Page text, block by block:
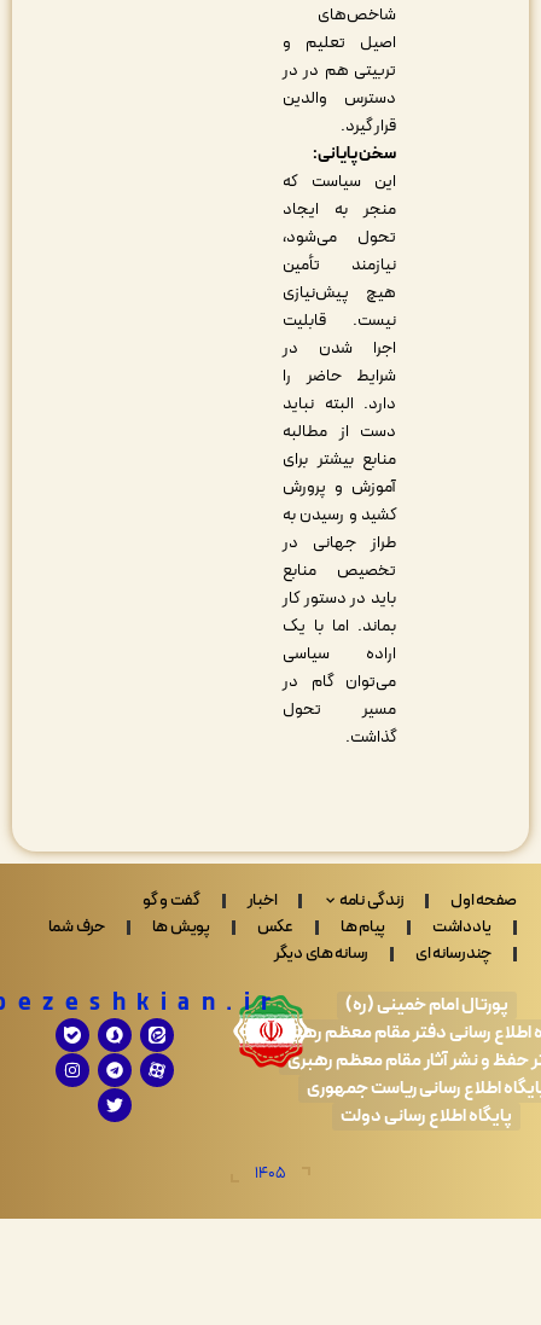
شاخص‌های
اصیل تعلیم و
تربیتی هم در در
دسترس والدین
قرار گیرد.
سخن پایانی:
این سیاست که
منجر به ایجاد
تحول می‌شود،
نیازمند تأمین
هیچ پیش‌نیازی
نیست. قابلیت
اجرا شدن در
شرایط حاضر را
دارد. البته نباید
دست از مطالبه
منابع بیشتر برای
آموزش و پرورش
کشید و رسیدن به
طراز جهانی در
تخصیص منابع
باید در دستور کار
بماند. اما با یک
اراده سیاسی
می‌توان گام در
مسیر تحول
اول زندگی نامه اخبار
گفت و گو
پیام ها عکس پویش ها
حرف شما
ای
رسانه های دیگر
امام خمینی (ره)
رسانی دفتر مقام معظم رهبری
آثار مقام معظم رهبری
رسانی ریاست جمهوری
اطلاع رسانی دولت
Drpezeshkian.ir